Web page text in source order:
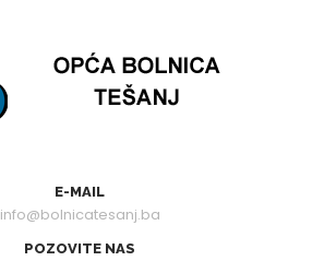
E-MAIL
info@bolnicatesanj.ba
POZOVITE NAS